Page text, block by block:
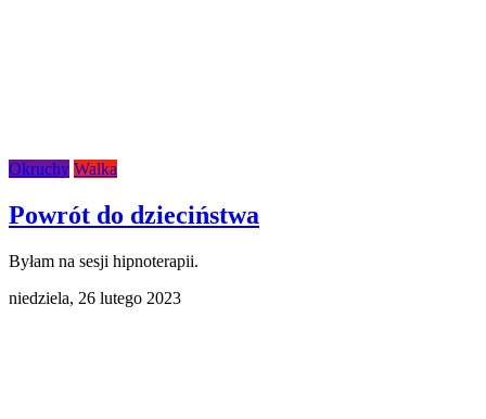
Okruchy Walka
Powrót do dzieciństwa
Byłam na sesji hipnoterapii.
niedziela, 26 lutego 2023